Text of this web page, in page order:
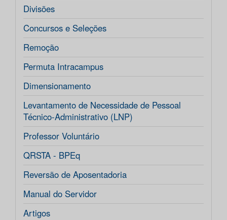
Divisões
Concursos e Seleções
Remoção
Permuta Intracampus
Dimensionamento
Levantamento de Necessidade de Pessoal
Técnico-Administrativo (LNP)
Professor Voluntário
QRSTA - BPEq
Reversão de Aposentadoria
Manual do Servidor
Artigos